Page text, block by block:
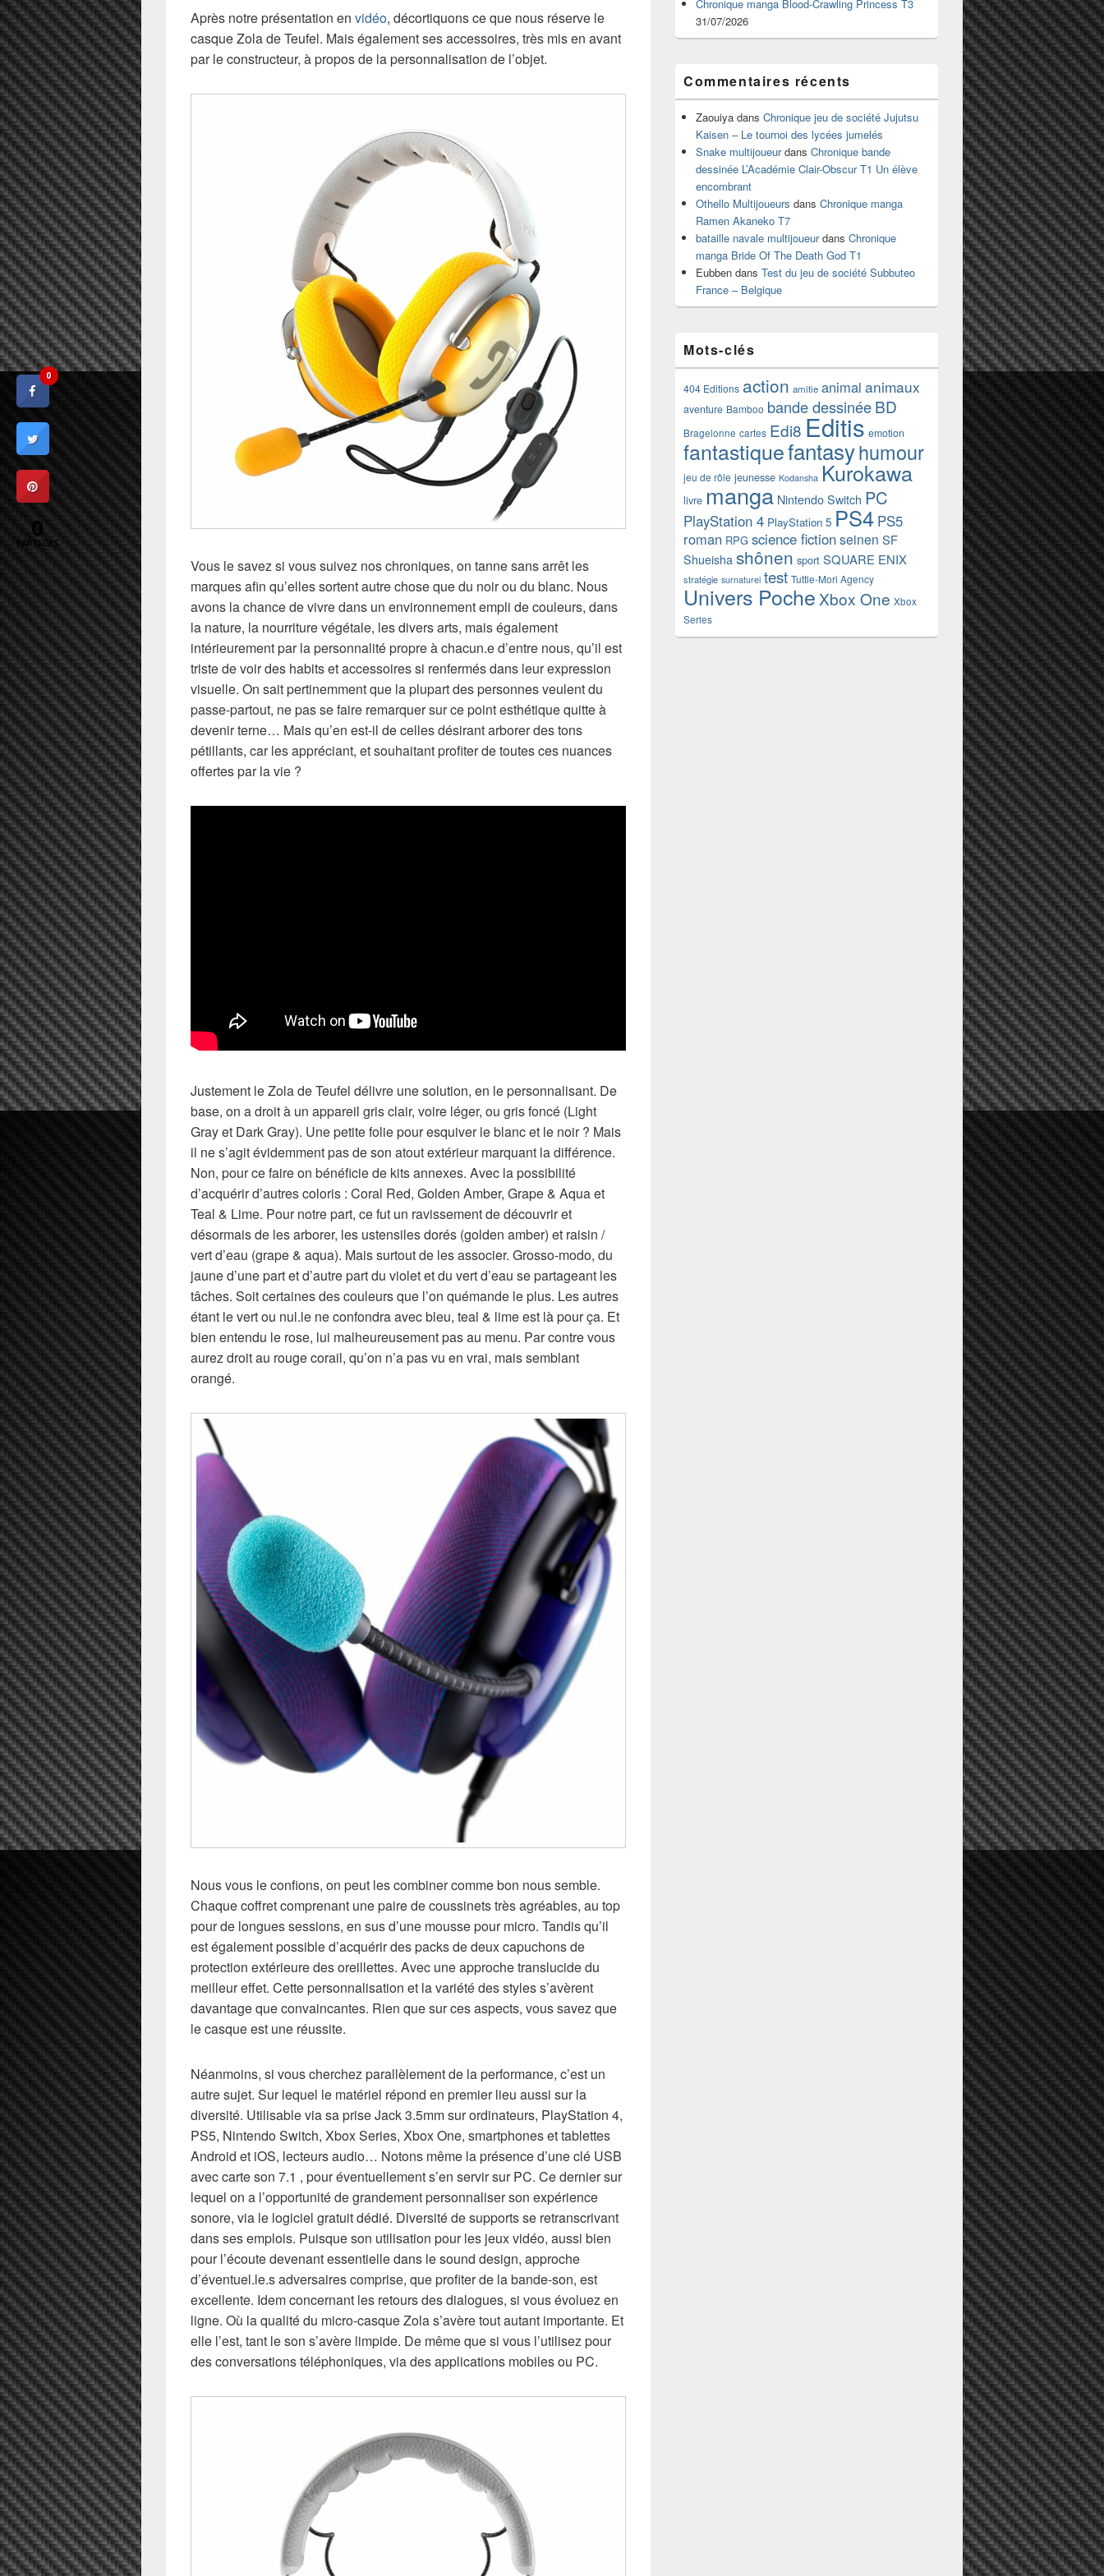
Après notre présentation en vidéo, décortiquons ce que nous réserve le
casque Zola de Teufel. Mais également ses accessoires, très mis en avant
par le constructeur, à propos de la personnalisation de l’objet.
Vous le savez si vous suivez nos chroniques, on tanne sans arrêt les
marques afin qu’elles sortent autre chose que du noir ou du blanc. Nous
avons la chance de vivre dans un environnement empli de couleurs, dans
la nature, la nourriture végétale, les divers arts, mais également
intérieurement par la personnalité propre à chacun.e d’entre nous, qu’il est
triste de voir des habits et accessoires si renfermés dans leur expression
visuelle. On sait pertinemment que la plupart des personnes veulent du
passe-partout, ne pas se faire remarquer sur ce point esthétique quitte à
devenir terne… Mais qu’en est-il de celles désirant arborer des tons
pétillants, car les appréciant, et souhaitant profiter de toutes ces nuances
offertes par la vie ?
Justement le Zola de Teufel délivre une solution, en le personnalisant. De
base, on a droit à un appareil gris clair, voire léger, ou gris foncé (Light
Gray et Dark Gray). Une petite folie pour esquiver le blanc et le noir ? Mais
il ne s’agit évidemment pas de son atout extérieur marquant la différence.
Non, pour ce faire on bénéficie de kits annexes. Avec la possibilité
d’acquérir d’autres coloris : Coral Red, Golden Amber, Grape & Aqua et
Teal & Lime. Pour notre part, ce fut un ravissement de découvrir et
désormais de les arborer, les ustensiles dorés (golden amber) et raisin /
vert d’eau (grape & aqua). Mais surtout de les associer. Grosso-modo, du
jaune d’une part et d’autre part du violet et du vert d’eau se partageant les
tâches. Soit certaines des couleurs que l’on quémande le plus. Les autres
étant le vert ou nul.le ne confondra avec bleu, teal & lime est là pour ça. Et
bien entendu le rose, lui malheureusement pas au menu. Par contre vous
aurez droit au rouge corail, qu’on n’a pas vu en vrai, mais semblant
orangé.
Nous vous le confions, on peut les combiner comme bon nous semble.
Chaque coffret comprenant une paire de coussinets très agréables, au top
pour de longues sessions, en sus d’une mousse pour micro. Tandis qu’il
est également possible d’acquérir des packs de deux capuchons de
protection extérieure des oreillettes. Avec une approche translucide du
meilleur effet. Cette personnalisation et la variété des styles s’avèrent
davantage que convaincantes. Rien que sur ces aspects, vous savez que
le casque est une réussite.
Néanmoins, si vous cherchez parallèlement de la performance, c’est un
autre sujet. Sur lequel le matériel répond en premier lieu aussi sur la
diversité. Utilisable via sa prise Jack 3.5mm sur ordinateurs, PlayStation 4,
PS5, Nintendo Switch, Xbox Series, Xbox One, smartphones et tablettes
Android et iOS, lecteurs audio… Notons même la présence d’une clé USB
avec carte son 7.1 , pour éventuellement s’en servir sur PC. Ce dernier sur
lequel on a l’opportunité de grandement personnaliser son expérience
sonore, via le logiciel gratuit dédié. Diversité de supports se retranscrivant
dans ses emplois. Puisque son utilisation pour les jeux vidéo, aussi bien
pour l’écoute devenant essentielle dans le sound design, approche
d’éventuel.le.s adversaires comprise, que profiter de la bande-son, est
excellente. Idem concernant les retours des dialogues, si vous évoluez en
ligne. Où la qualité du micro-casque Zola s’avère tout autant importante. Et
elle l’est, tant le son s’avère limpide. De même que si vous l’utilisez pour
des conversations téléphoniques, via des applications mobiles ou PC.
Chronique manga Blood-Crawling Princess T3
31/07/2026
Commentaires récents
Zaouiya dans Chronique jeu de société Jujutsu
Kaisen – Le tournoi des lycées jumelés
Snake multijoueurdans Chronique bande
dessinée L’Académie Clair-Obscur T1 Un élève
encombrant
Othello Multijoueurs dans Chronique manga
Ramen Akaneko T7
bataille navale multijoueurdans Chronique
manga Bride Of The Death God T1
Eubben dans Test du jeu de société Subbuteo
France – Belgique
Mots-clés
404 Editions action amitie animal animaux
aventure Bamboo bande dessinéeBD
Bragelonne cartes Edi8 Editis emotion
fantastiquefantasyhumour
jeu de rôle jeunesse Kodansha Kurokawa
livre manga Nintendo Switch PC
PlayStation 4 PlayStation 5 PS4 PS5
roman RPG science fictionseinen SF
Shueisha shônen sport SQUARE ENIX
stratégie surnaturel test Tuttle-Mori Agency
Univers Poche Xbox One Xbox
Series
0
0
PARTAGES